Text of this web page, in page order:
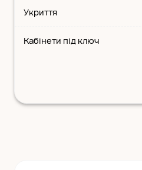
Укриття
Кабінети під ключ